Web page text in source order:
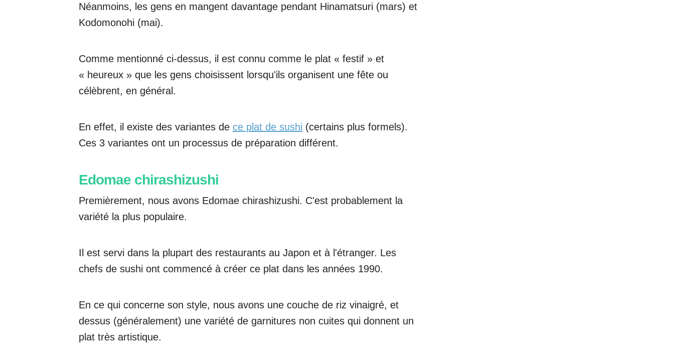
Néanmoins, les gens en mangent davantage pendant Hinamatsuri (mars) et
Kodomonohi (mai).
Comme mentionné ci-dessus, il est connu comme le plat « festif » et
« heureux » que les gens choisissent lorsqu'ils organisent une fête ou
célèbrent, en général.
En effet, il existe des variantes de ce plat de sushi (certains plus formels).
Ces 3 variantes ont un processus de préparation différent.
Edomae chirashizushi
Premièrement, nous avons Edomae chirashizushi. C'est probablement la
variété la plus populaire.
Il est servi dans la plupart des restaurants au Japon et à l'étranger. Les
chefs de sushi ont commencé à créer ce plat dans les années 1990.
En ce qui concerne son style, nous avons une couche de riz vinaigré, et
dessus (généralement) une variété de garnitures non cuites qui donnent un
plat très artistique.